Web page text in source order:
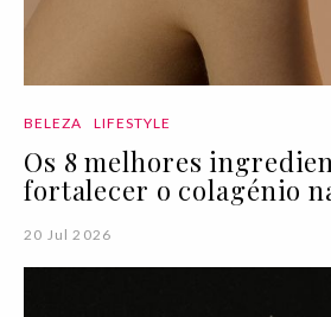
BELEZA LIFESTYLE
Os 8 melhores
fortalecer o colagénio
20 Jul 2026